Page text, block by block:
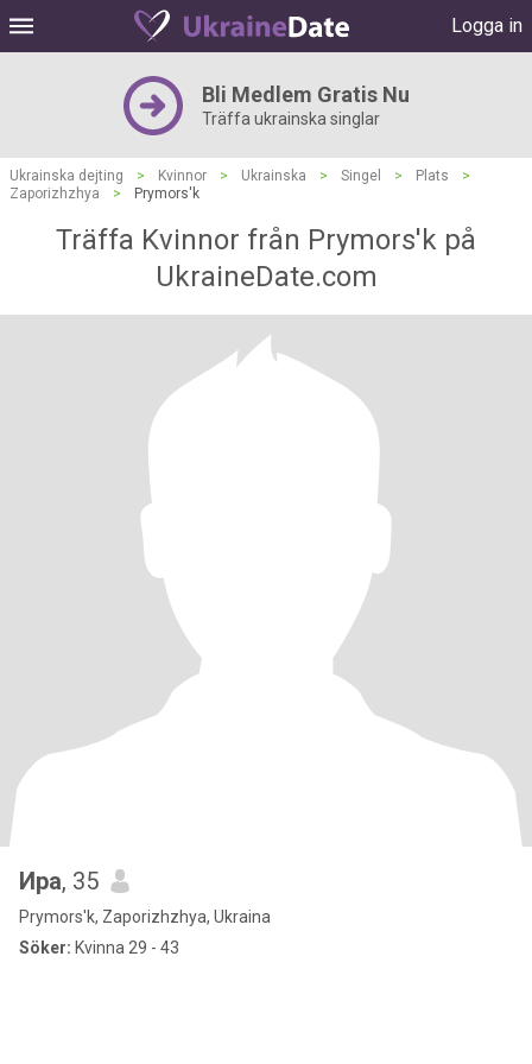
Logga in
Bli Medlem Gratis Nu
Träffa ukrainska singlar
Ukrainska dejting > Kvinnor > Ukrainska > Singel > Plats
>
Zaporizhzhya
> Prymors'k
Träffa Kvinnor från Prymors'k på
UkraineDate.com
Ира, 35
Prymors'k, Zaporizhzhya, Ukraina
Söker: Kvinna 29 - 43